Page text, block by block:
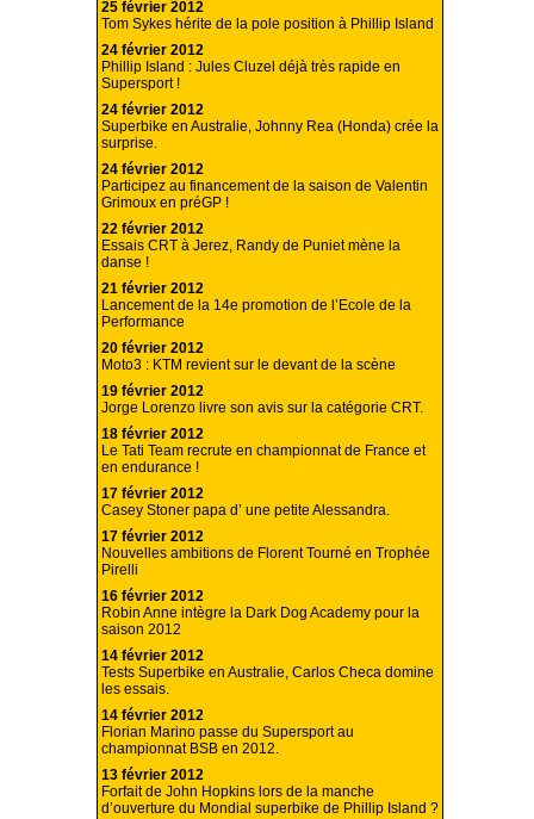
25 février 2012
Tom Sykes hérite de la pole position à Phillip Island
24 février 2012
Phillip Island : Jules Cluzel déjà très rapide en
Supersport !
24 février 2012
Superbike en Australie, Johnny Rea (Honda) crée la
surprise.
24 février 2012
Participez au financement de la saison de Valentin
Grimoux en préGP !
22 février 2012
Essais CRT à Jerez, Randy de Puniet mène la
danse !
21 février 2012
Lancement de la 14e promotion de l’Ecole de la
Performance
20 février 2012
Moto3 : KTM revient sur le devant de la scène
19 février 2012
Jorge Lorenzo livre son avis sur la catégorie CRT.
18 février 2012
Le Tati Team recrute en championnat de France et
en endurance !
17 février 2012
Casey Stoner papa d’ une petite Alessandra.
17 février 2012
Nouvelles ambitions de Florent Tourné en Trophée
Pirelli
16 février 2012
Robin Anne intègre la Dark Dog Academy pour la
saison 2012
14 février 2012
Tests Superbike en Australie, Carlos Checa domine
les essais.
14 février 2012
Florian Marino passe du Supersport au
championnat BSB en 2012.
13 février 2012
Forfait de John Hopkins lors de la manche
d’ouverture du Mondial superbike de Phillip Island ?